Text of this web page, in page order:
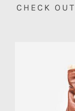
CHECK